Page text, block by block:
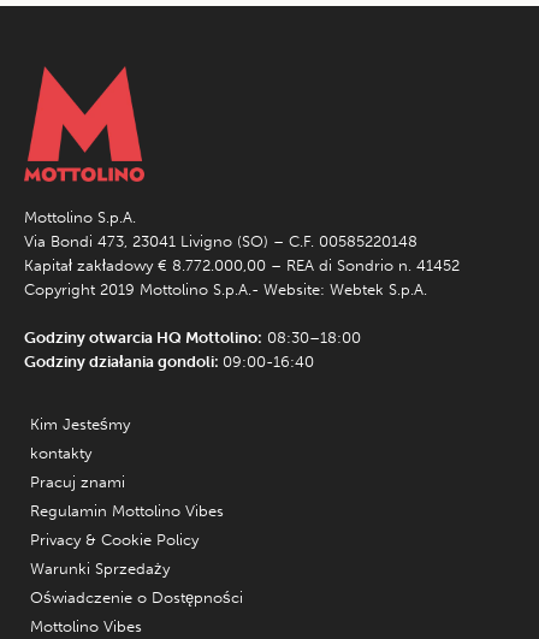
Mottolino S.p.A.
Via Bondi 473, 23041 Livigno (SO) – C.F. 00585220148
Kapitał zakładowy € 8.772.000,00 – REA di Sondrio n. 41452
Copyright 2019 Mottolino S.p.A.- Website: Webtek S.p.A.
Godziny otwarcia HQ Mottolino: 08:30–18:00
Godziny działania gondoli: 09:00-16:40
Kim Jesteśmy
kontakty
Pracuj znami
Regulamin Mottolino Vibes
Privacy & Cookie Policy
Warunki Sprzedaży
Oświadczenie o Dostępności
Mottolino Vibes